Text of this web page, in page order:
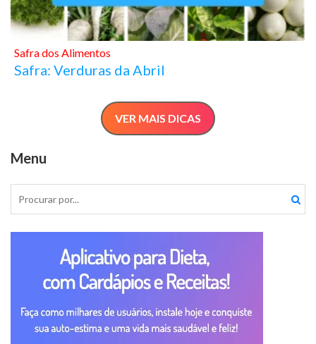
Safra dos Alimentos
Safra: Verduras da Abril
VER MAIS DICAS
Menu